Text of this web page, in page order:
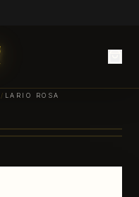
/ LARIO ROSA